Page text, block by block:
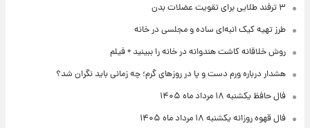
۳ ترفند طلایی برای تقویت عضلات بدن
طرز تهیه کیک انبه‌ای ساده و مجلسی در خانه
روش خلاقانه کاشت هندوانه در خانه را ببینید + فیلم
هشدار درباره ورم دست و پا در روزهای گرم؛ چه زمانی باید نگران شد؟
فال حافظ یکشنبه ۱۸ مرداد ماه ۱۴۰۵
فال قهوه روزانه یکشنبه ۱۸ مرداد ماه ۱۴۰۵